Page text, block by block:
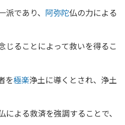
派であり、 阿弥陀仏の力による
じることによって救いを得るこ
を極楽浄土に導くとされ、浄土
よる救済を強調することで、